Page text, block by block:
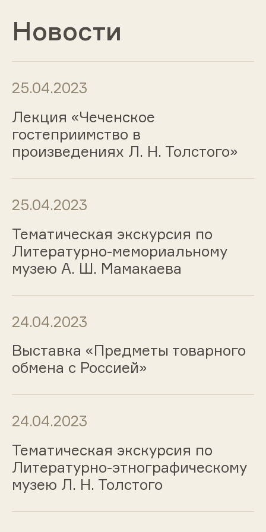
Новости
25.04.2023
Лекция «Чеченское
гостеприимство в
произведениях Л. Н. Толстого»
25.04.2023
Тематическая экскурсия по
Литературно-мемориальному
музею А. Ш. Мамакаева
24.04.2023
Выставка «Предметы товарного
обмена с Россией»
24.04.2023
Тематическая экскурсия по
Литературно-этнографическому
музею Л. Н. Толстого